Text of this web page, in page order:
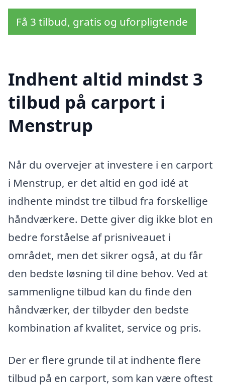
Få 3 tilbud, gratis og uforpligtende
Indhent altid mindst 3
tilbud på carport i
Menstrup
Når du overvejer at investere i en carport
i Menstrup, er det altid en god idé at
indhente mindst tre tilbud fra forskellige
håndværkere. Dette giver dig ikke blot en
bedre forståelse af prisniveauet i
området, men det sikrer også, at du får
den bedste løsning til dine behov. Ved at
sammenligne tilbud kan du finde den
håndværker, der tilbyder den bedste
kombination af kvalitet, service og pris.
Der er flere grunde til at indhente flere
tilbud på en carport, som kan være oftest